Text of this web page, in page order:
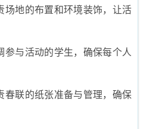
场地的布置和环境装饰，让活
参与活动的学生，确保每个人
春联的纸张准备与管理，确保